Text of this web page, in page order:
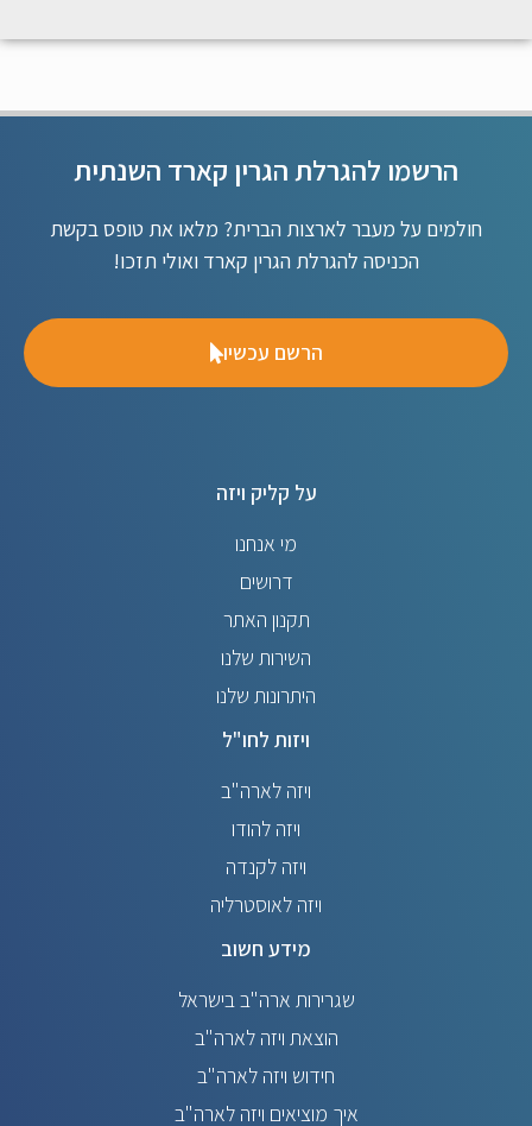
הרשמו להגרלת הגרין קארד השנתית
חולמים על מעבר לארצות הברית? מלאו את טופס בקשת
הכניסה להגרלת הגרין קארד ואולי תזכו!
הרשם עכשיו
על קליק ויזה
מי אנחנו
דרושים
תקנון האתר
השירות שלנו
היתרונות שלנו
ויזות לחו"ל
ויזה לארה"ב
ויזה להודו
ויזה לקנדה
ויזה לאוסטרליה
מידע חשוב
שגרירות ארה"ב בישראל
הוצאת ויזה לארה"ב
חידוש ויזה לארה"ב
איך מוציאים ויזה לארה"ב